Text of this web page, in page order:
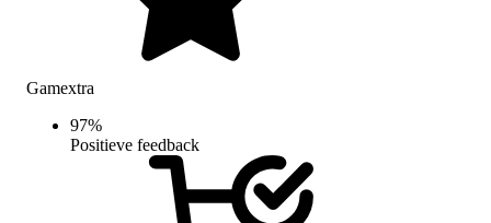
Gamextra
97%
Positieve feedback